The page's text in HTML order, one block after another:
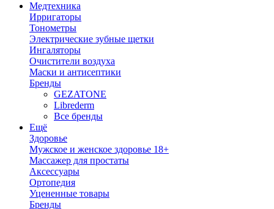
Медтехника
Ирригаторы
Тонометры
Электрические зубные щетки
Ингаляторы
Очистители воздуха
Маски и антисептики
Бренды
GEZATONE
Librederm
Все бренды
Ещё
Здоровье
Мужское и женское здоровье 18+
Массажер для простаты
Аксессуары
Ортопедия
Уцененные товары
Бренды